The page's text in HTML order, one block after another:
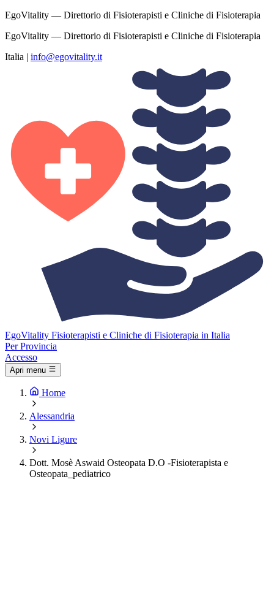
EgoVitality — Direttorio di Fisioterapisti e Cliniche di Fisioterapia
EgoVitality — Direttorio di Fisioterapisti e Cliniche di Fisioterapia
Italia | info@egovitality.it
EgoVitality Fisioterapisti e Cliniche di Fisioterapia in Italia
Per Provincia
Accesso
Apri menu
Home
Alessandria
Novi Ligure
Dott. Mosè Aswaid Osteopata D.O -Fisioterapista e
Osteopata_pediatrico